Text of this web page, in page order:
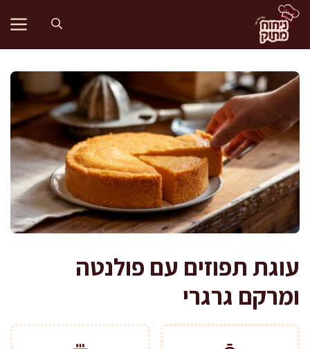
לדלג
לתוכן
עוגת תפוזים עם פולנטה
ומרקם גרגרי